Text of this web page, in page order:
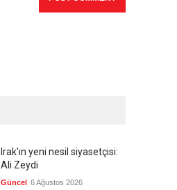
Irak'ın yeni nesil siyasetçisi:
Ali Zeydi
Güncel 6 Ağustos 2026